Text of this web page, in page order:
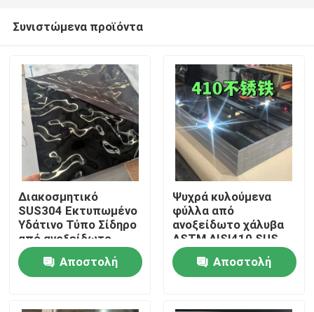
Σπίτι
Προϊόντα
Βίντεο
Συνιστώμενα προϊόντα
Διακοσμητικό
SUS304 Εκτυπωμένο
Υδάτινο Τύπο Σίδηρο
από ανοξείδωτο
χάλυβα για
αρχιτεκτονικά
εξωτερικά
Αποστολή
Ψυχρά κυλούμενα
φύλλα από
ανοξείδωτο χάλυβα
ASTM AISI410 SUS
410 με γυαλισμένη
επιφάνεια BA
0,8*1220*2440
Αποστολή